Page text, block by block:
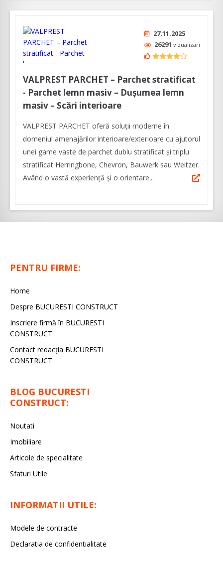
27.11.2025
26291 vizualizari
VALPREST PARCHET – Parchet stratificat
- Parchet lemn masiv – Dușumea lemn
masiv – Scări interioare
VALPREST PARCHET oferă soluții moderne în
domeniul amenajărilor interioare/exterioare cu ajutorul
unei game vaste de parchet dublu stratificat și triplu
stratificat Herringbone, Chevron, Bauwerk sau Weitzer.
Având o vastă experienţă şi o orientare...
PENTRU FIRME:
Home
Despre BUCURESTI CONSTRUCT
Inscriere firmă în BUCURESTI
CONSTRUCT
Contact redacţia BUCURESTI
CONSTRUCT
BLOG BUCURESTI
CONSTRUCT:
Noutati
Imobiliare
Articole de specialitate
Sfaturi Utile
INFORMATII UTILE:
Modele de contracte
Declaratia de confidentialitate